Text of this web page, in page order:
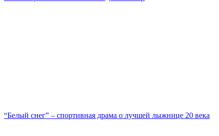
“Белый снег” – спортивная драма о лучшей лыжнице 20 века